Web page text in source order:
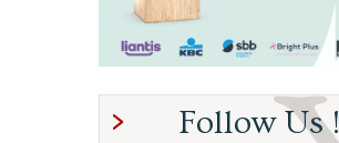
Follow Us !